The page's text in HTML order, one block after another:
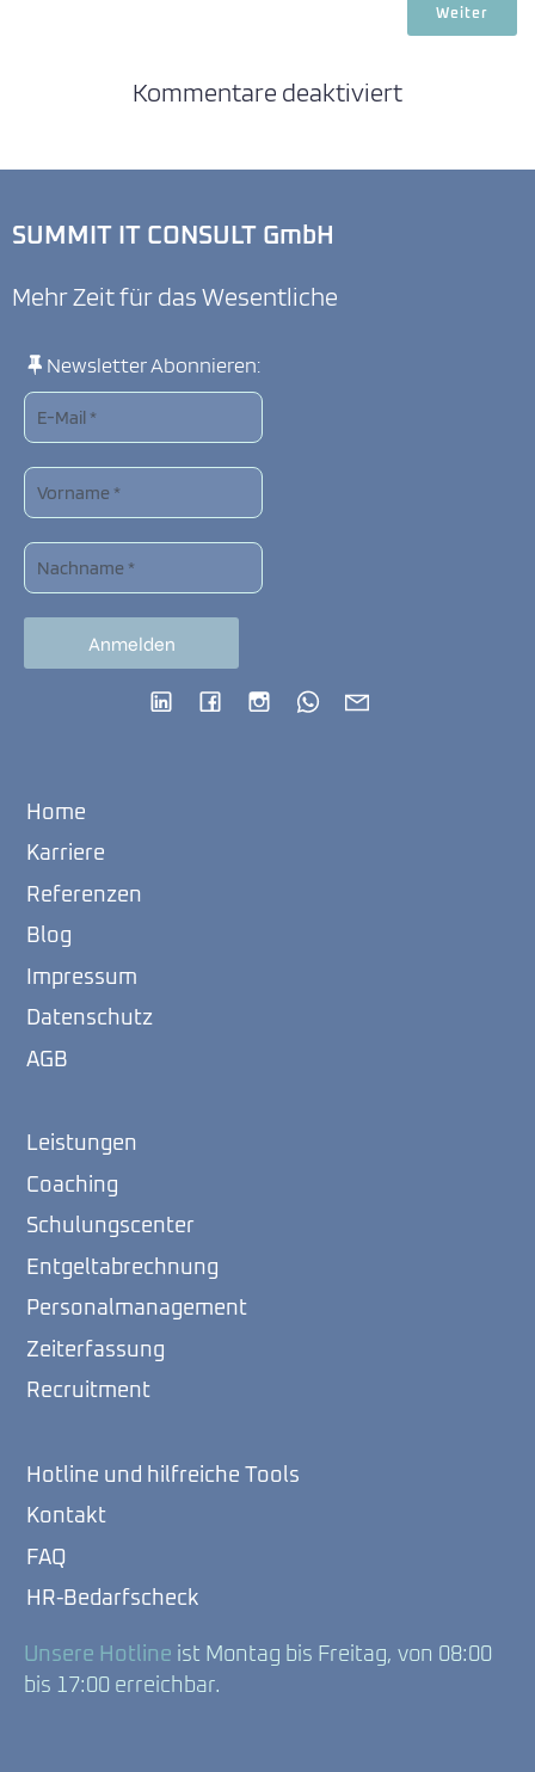
Weiter
Kommentare deaktiviert
SUMMIT IT CONSULT GmbH
Mehr Zeit für das Wesentliche
Newsletter Abonnieren:
Home
Karriere
Referenzen
Blog
Impressum
Datenschutz
AGB
Leistungen
Coaching
Schulungscenter
Entgeltabrechnung
Personalmanagement
Zeiterfassung
Recruitment
Hotline und hilfreiche Tools
Kontakt
FAQ
HR-Bedarfscheck
Unsere Hotline ist Montag bis Freitag, von 08:00
bis 17:00 erreichbar.